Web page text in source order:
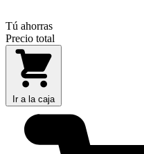
Tú ahorras
Precio total
Ir a la caja